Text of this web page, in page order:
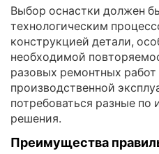
Выбор оснастки должен
технологическим
конструкцией детали,
необходимой
разовых ремонтных работ
производственной
потребоваться разные по
решения.
Преимущества